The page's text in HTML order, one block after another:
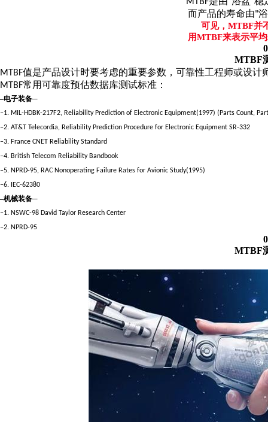
而产品的寿命由"
可见， MTBF并
用MTBF来表示平
MTBF
MTBF值是产品设计时要考虑的重要参数，可靠性工程师或设
MTBF常用可靠度预估数据库测试标准：
–电子装备─
–1. MIL-HDBK-217F2, Reliability Prediction of Electronic Equipment(1997) (Parts Count,
–2. AT&T Telecordia, Reliability Prediction Procedure for Electronic Equipment SR-332
–3. France CNET Reliability Standard
–4. British Telecom Reliability Bandbook
–5. NPRD-95, RAC Nonoperating Failure Rates for Avionic Study(1995)
–6. IEC-62380
–机械装备─
–1. NSWC-98 David Taylor Research Center
–2. NPRD-95
MTBF